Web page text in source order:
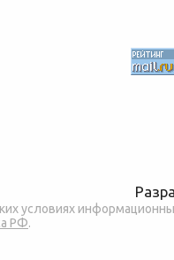
условиях
РФ.